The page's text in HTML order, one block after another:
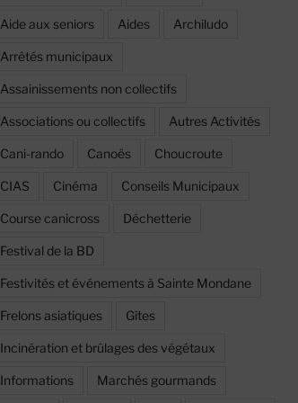
Aide aux seniors Aides Archiludo
Arrêtés municipaux
Assainissements non collectifs
Associations ou collectifs Autres Activités
Cani-rando Canoës Choucroute
CIAS Cinéma Conseils Municipaux
Course canicross Déchetterie
Festival de la BD
Festivités et événements à Sainte Mondane
Frelons asiatiques Gîtes
Incinération et brûlages des végétaux
Informations Marchés gourmands